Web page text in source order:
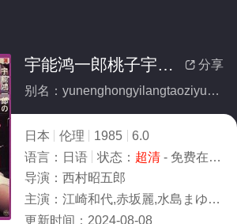
 分享
宇能鸿一郎桃子宇能鴻一郎の桃さぐり
别名：yunenghongyilangtaoziyunenghongyilangtao
日本 伦理 1985
6.0
语言： 日语 状态： 超清- 免费在线观看
导演： 西村昭五郎
主演： 江崎和代,赤坂麗,水島まゆ子,章文栄,山本伸吾,螢雪次朗,佐藤恒治,港
更新时间： 2024-08-08